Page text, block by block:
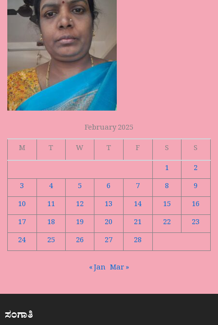
February 2025
M
T W T F S
S
1
2
3
4 5 6 7 8
9
10
11 12 13 14 15
16
17
18 19 20 21 22
23
24
25 26 27 28
« Jan Mar »
ಸಂಗಾತಿ